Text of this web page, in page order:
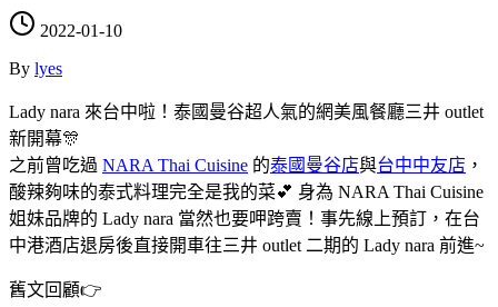
2022-01-10
By lyes
Lady nara 來台中啦！泰國曼谷超人氣的網美風餐廳三井 outlet
新開幕🎊
之前曾吃過 NARA Thai Cuisine 的泰國曼谷店與台中中友店 ，
酸辣夠味的泰式料理完全是我的菜💕 身為 NARA Thai Cuisine
姐妹品牌的 Lady nara 當然也要呷跨賣！事先線上預訂，在台
中港酒店退房後直接開車往三井 outlet 二期的 Lady nara 前進~
舊文回顧👉